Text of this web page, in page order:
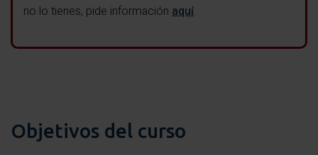
no lo tienes, pide información aquí.
Objetivos del curso